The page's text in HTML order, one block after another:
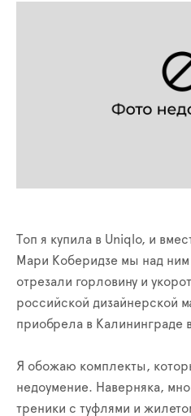
Топ я купила в Uniqlo, и
Мари Коберидзе мы над
отрезали горловину и
российской дизайнерской
приобрела в Калининграде
Я обожаю комплекты,
недоумение. Наверняка,
треники с туфлями и